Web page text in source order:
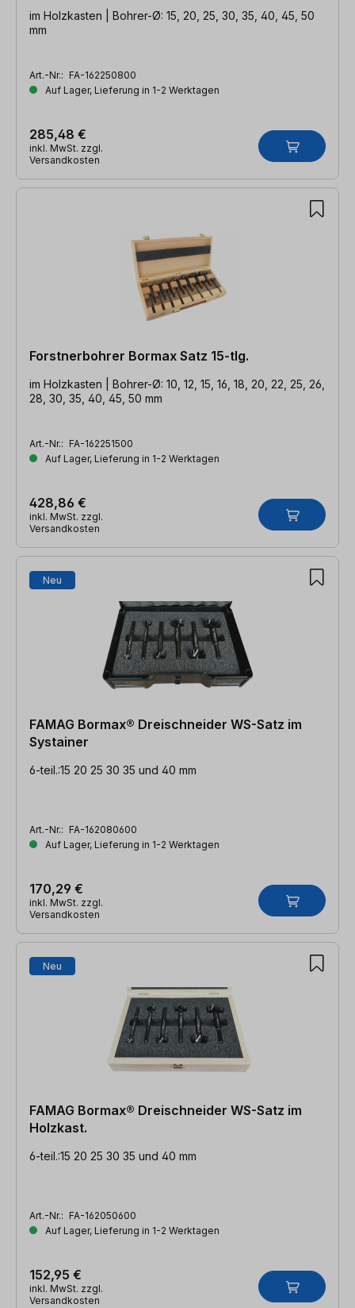
im Holzkasten | Bohrer-Ø: 15, 20, 25, 30, 35, 40, 45, 50
mm
Art.-Nr.: FA-162250800
Auf Lager, Lieferung in 1-2 Werktagen
285,48 €
inkl. MwSt. zzgl.
Versandkosten
Forstnerbohrer Bormax Satz 15-tlg.
im Holzkasten | Bohrer-Ø: 10, 12, 15, 16, 18, 20, 22, 25, 26,
28, 30, 35, 40, 45, 50 mm
Art.-Nr.: FA-162251500
Auf Lager, Lieferung in 1-2 Werktagen
428,86 €
inkl. MwSt. zzgl.
Versandkosten
Neu
FAMAG Bormax® Dreischneider WS-Satz im
Systainer
6-teil.:15 20 25 30 35 und 40 mm
Art.-Nr.: FA-162080600
Auf Lager, Lieferung in 1-2 Werktagen
170,29 €
inkl. MwSt. zzgl.
Versandkosten
Neu
FAMAG Bormax® Dreischneider WS-Satz im
Holzkast.
6-teil.:15 20 25 30 35 und 40 mm
Art.-Nr.: FA-162050600
Auf Lager, Lieferung in 1-2 Werktagen
152,95 €
inkl. MwSt. zzgl.
Versandkosten